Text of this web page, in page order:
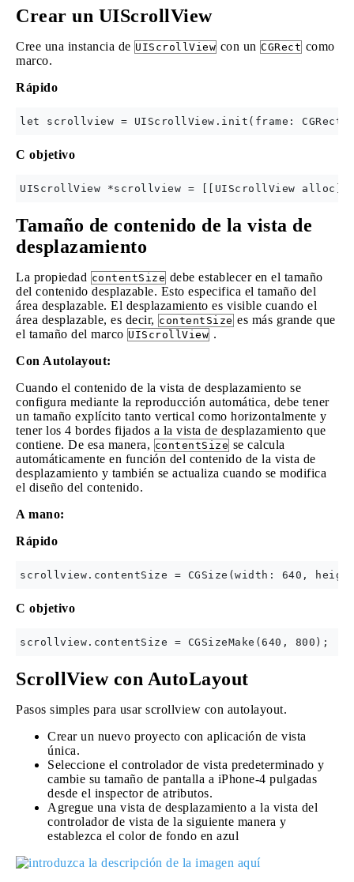
Crear un UIScrollView
Cree una instancia de UIScrollView con un CGRect como
marco.
Rápido
C objetivo
Tamaño de contenido de la vista de
desplazamiento
La propiedad contentSize debe establecer en el tamaño
del contenido desplazable. Esto especifica el tamaño del
área desplazable. El desplazamiento es visible cuando el
área desplazable, es decir, contentSize es más grande que
el tamaño del marco UIScrollView .
Con Autolayout:
Cuando el contenido de la vista de desplazamiento se
configura mediante la reproducción automática, debe tener
un tamaño explícito tanto vertical como horizontalmente y
tener los 4 bordes fijados a la vista de desplazamiento que
contiene. De esa manera, contentSize se calcula
automáticamente en función del contenido de la vista de
desplazamiento y también se actualiza cuando se modifica
el diseño del contenido.
A mano:
Rápido
C objetivo
ScrollView con AutoLayout
Pasos simples para usar scrollview con autolayout.
Crear un nuevo proyecto con aplicación de vista
única.
Seleccione el controlador de vista predeterminado y
cambie su tamaño de pantalla a iPhone-4 pulgadas
desde el inspector de atributos.
Agregue una vista de desplazamiento a la vista del
controlador de vista de la siguiente manera y
establezca el color de fondo en azul